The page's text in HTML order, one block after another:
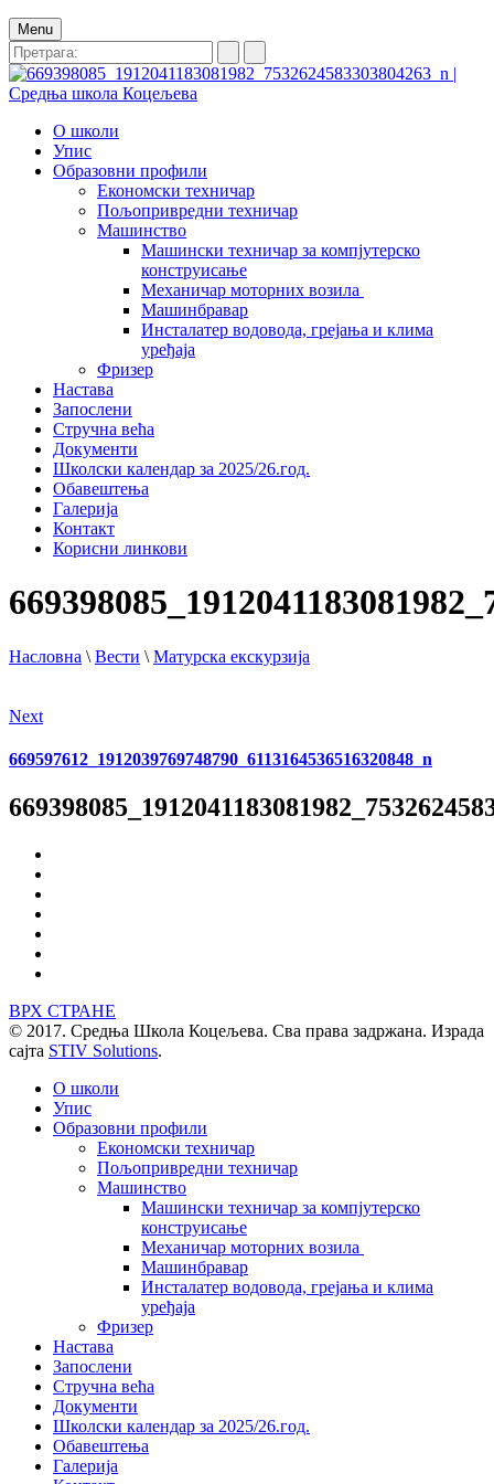
Menu
О школи
Упис
Образовни профили
Економски техничар
Пољопривредни техничар
Машинство
Машински техничар за компјутерско
конструисање
Механичар моторних возила
Машинбравар
Инсталатер водовода, грејања и клима
уређаја
Фризер
Настава
Запослени
Стручна већа
Документи
Школски календар за 2025/26.год.
Обавештења
Галерија
Контакт
Корисни линкови
Насловна \ Вести \ Матурска екскурзија
Next
669597612_1912039769748790_6113164536516320848_n
ВРХ СТРАНЕ
© 2017. Средња Школа Коцељева. Сва права задржана. Израда
сајта STIV Solutions.
О школи
Упис
Образовни профили
Економски техничар
Пољопривредни техничар
Машинство
Машински техничар за компјутерско
конструисање
Механичар моторних возила
Машинбравар
Инсталатер водовода, грејања и клима
уређаја
Фризер
Настава
Запослени
Стручна већа
Документи
Школски календар за 2025/26.год.
Обавештења
Галерија